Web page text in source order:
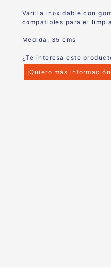
Varilla inoxidable con
compatibles para el
Medida: 35 cms
¿Te interesa este
¡Quiero más